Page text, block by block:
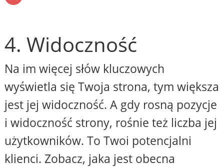
4. Widoczność
Na im więcej słów kluczowych
wyświetla się Twoja strona, tym większa
jest jej widoczność. A gdy rosną pozycje
i widoczność strony, rośnie też liczba jej
użytkowników. To Twoi potencjalni
klienci. Zobacz, jaka jest obecna